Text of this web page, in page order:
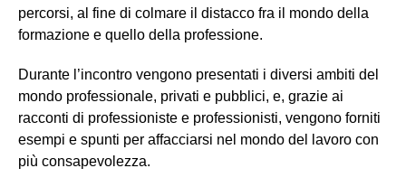
percorsi, al fine di colmare il distacco fra il mondo della
formazione e quello della professione.
Durante l’incontro vengono presentati i diversi ambiti del
mondo professionale, privati e pubblici, e, grazie ai
racconti di professioniste e professionisti, vengono forniti
esempi e spunti per affacciarsi nel mondo del lavoro con
più consapevolezza.